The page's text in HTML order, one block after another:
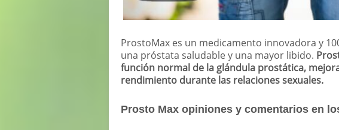
ProstoMax es un medicamento innovadora y
una próstata saludable y una mayor libido.
función normal de la glándula prostática,
rendimiento durante las relaciones sexuales.
Prosto Max opiniones y comentarios en